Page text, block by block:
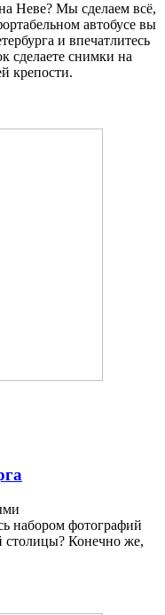
Неве? Мы сделаем всё,
автобусе вы
и впечатлитесь
сделаете снимки на
крепости.
набором фотографий
Конечно же,